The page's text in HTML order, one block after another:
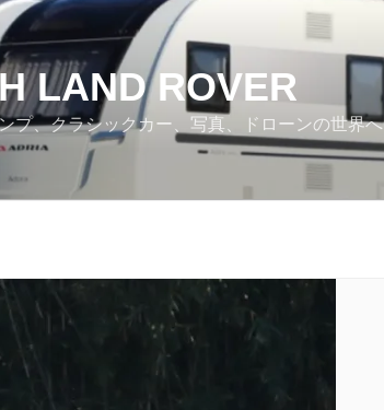
LAND ROVER
プ、クラシックカー、写真、ドローンの世界へ